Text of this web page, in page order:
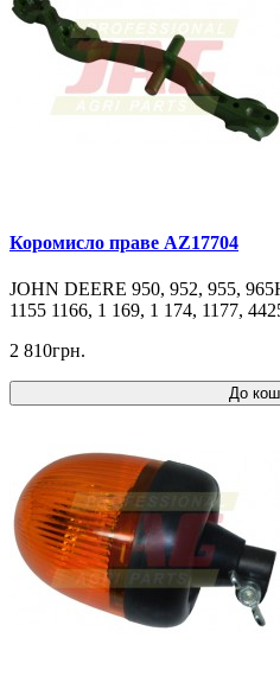
Коромисло праве AZ17704
JOHN DEERE 950, 952, 955,
1155 1166, 1 169, 1 174, 1177,
2 810грн.
До